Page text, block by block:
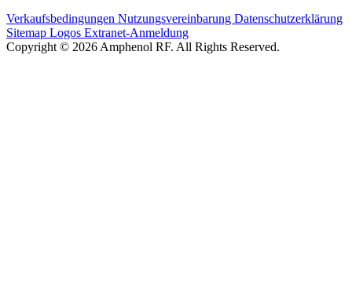
Verkaufsbedingungen Nutzungsvereinbarung Datenschutzerklärung
Sitemap Logos Extranet-Anmeldung
Copyright © 2026 Amphenol RF. All Rights Reserved.